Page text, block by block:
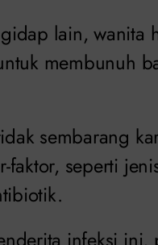
lain, wanita
membunuh
sembarang
faktor, seperti